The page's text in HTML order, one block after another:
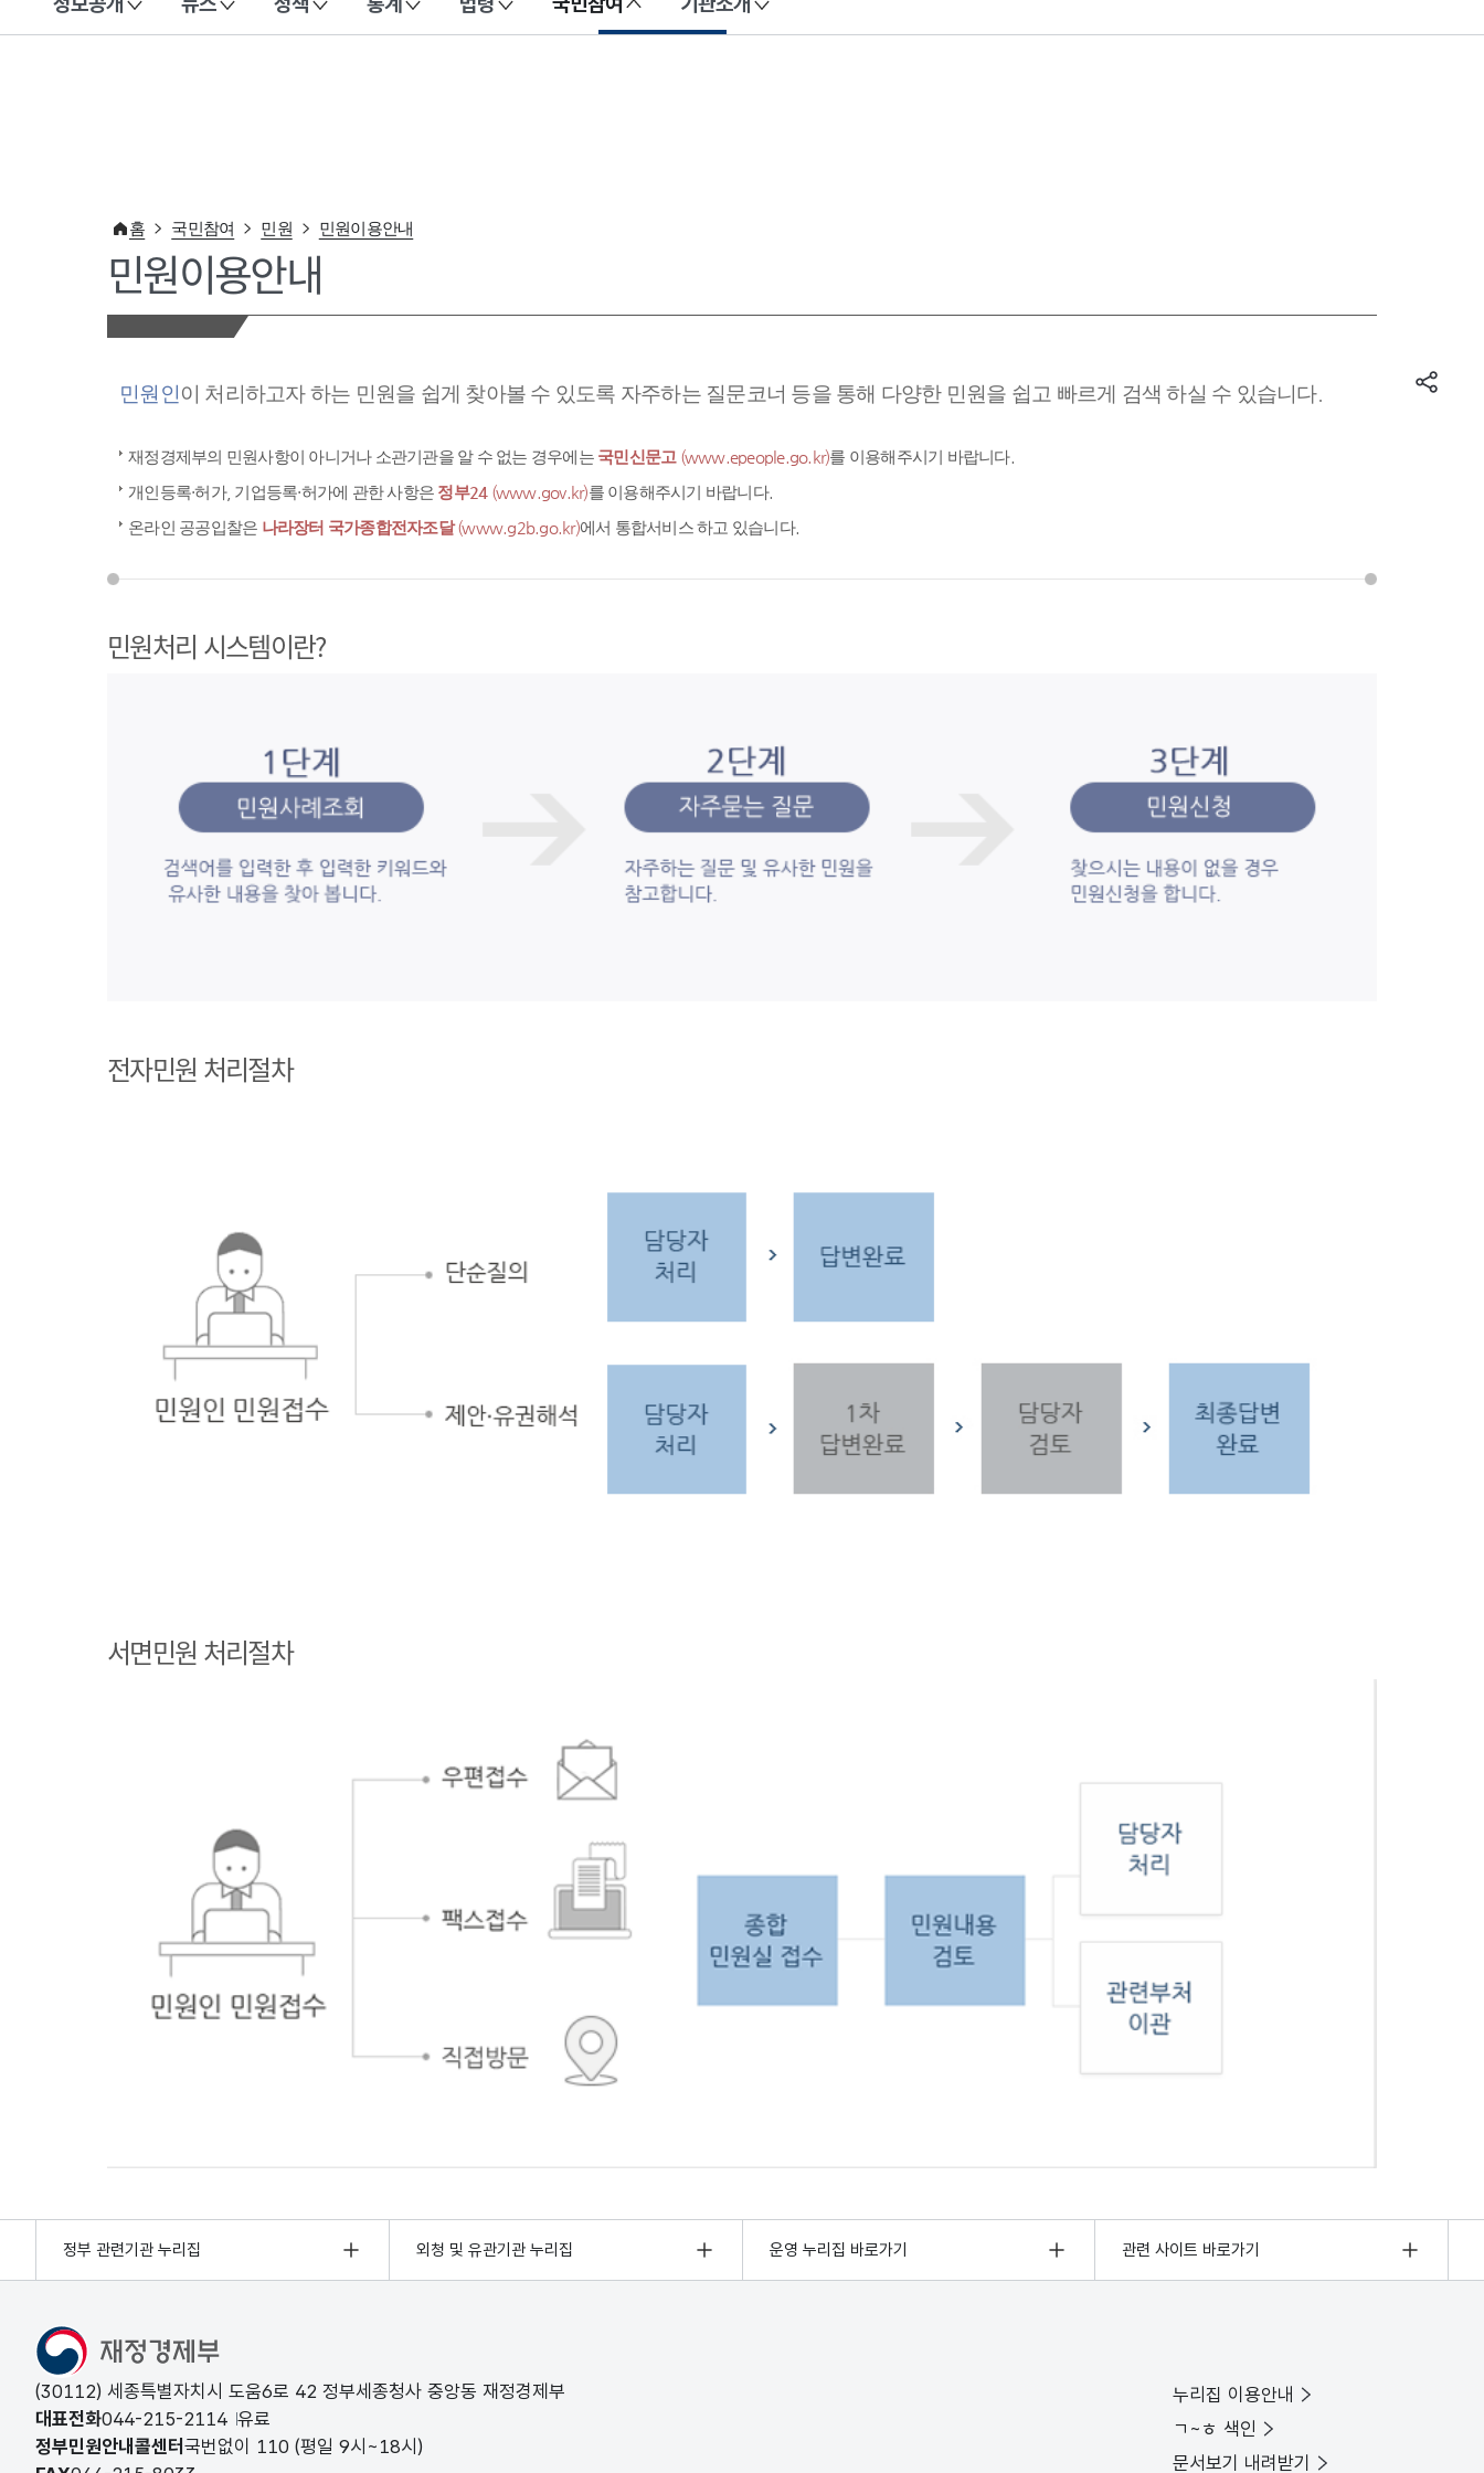
이 누리집은 대한민국 공식 전자정부 누리집입니다.
홈 국민참여 민원 민원이용안내
민원이용안내
민원인이 처리하고자 하는 민원을 쉽게 찾아볼 수 있도록 자주하는 질문코너 등을 통해 다양한 민원을 쉽고 빠르게 검색 하실 수 있습니다.
재정경제부의 민원사항이 아니거나 소관기관을 알 수 없는 경우에는 국민신문고 (www.epeople.go.kr)를 이용해주시기 바랍니다.
개인등록·허가, 기업등록·허가에 관한 사항은 정부24 (www.gov.kr)를 이용해주시기 바랍니다.
온라인 공공입찰은 나라장터 국가종합전자조달(www.g2b.go.kr)에서 통합서비스 하고 있습니다.
민원처리 시스템이란?
전자민원 처리절차
서면민원 처리절차
정부 관련기관 누리집 외청 및 유관기관 누리집 운영 누리집 바로가기 관련 사이트 바로가기
(30112) 세종특별자치시 도움6로 42 정부세종청사 중앙동 재정경제부
대표전화044-215-2114 유료
정부민원안내콜센터 국번없이 110 (평일 9시~18시)
누리집 이용안내
ㄱ~ㅎ 색인
문서보기 내려받기